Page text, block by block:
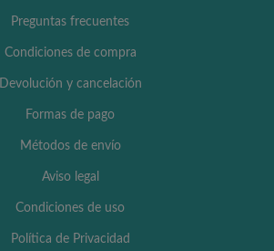
Preguntas frecuentes
Condiciones de compra
Devolución y cancelación
Formas de pago
Métodos de envío
Aviso legal
Condiciones de uso
Política de Privacidad